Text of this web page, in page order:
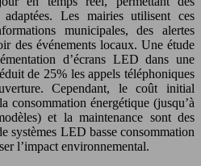
Les mairies utilisent ces
municipales, des alertes
des événements locaux. Une étude
d’écrans LED dans une
de 25% les appels téléphoniques
Cependant, le coût initial
consommation énergétique (jusqu’à
et la maintenance sont des
systèmes LED basse consommation
l’impact environnemental.